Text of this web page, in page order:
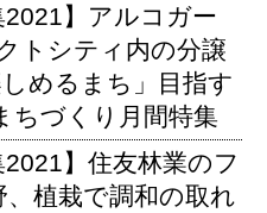
2021】アルコガー
トシティ内の分譲
めるまち」目指す
ちづくり月間特集
】住友林業のフ
植栽で調和の取れ